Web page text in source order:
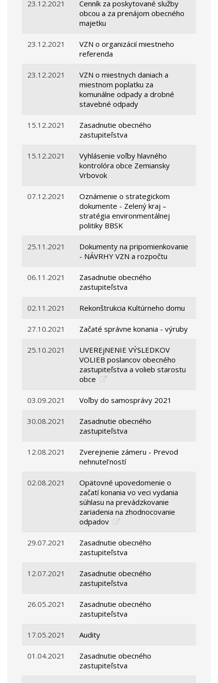
23.12.2021
Cenník za poskytované služby
obcou a za prenájom obecného
majetku
23.12.2021
VZN o organizácií miestneho
referenda
23.12.2021
VZN o miestnych daniach a
miestnom poplatku za
komunálne odpady a drobné
stavebné odpady
15.12.2021
Zasadnutie obecného
zastupiteľstva
15.12.2021
Vyhlásenie voľby hlavného
kontrolóra obce Zemiansky
Vrbovok
07.12.2021
Oznámenie o strategickom
dokumente - Zelený kraj –
stratégia environmentálnej
politiky BBSK
25.11.2021
Dokumenty na pripomienkovanie
- NÁVRHY VZN a rozpočtu
06.11.2021
Zasadnutie obecného
zastupiteľstva
02.11.2021 Rekonštrukcia Kultúrneho domu
27.10.2021 Začaté správne konania - výruby
25.10.2021
UVEREjNENIE VÝSLEDKOV
VOLIEB poslancov obecného
zastupiteľstva a volieb starostu
obce
03.09.2021 Voľby do samosprávy 2021
30.08.2021
Zasadnutie obecného
zastupiteľstva
12.08.2021
Zverejnenie zámeru - Prevod
nehnutel'ností
02.08.2021
Opätovné upovedomenie o
začatí konania vo veci vydania
súhlasu na prevádzkovanie
zariadenia na zhodnocovanie
odpadov
29.07.2021
Zasadnutie obecného
zastupiteľstva
12.07.2021
Zasadnutie obecného
zastupiteľstva
26.05.2021
Zasadnutie obecného
zastupiteľstva
17.05.2021 Audity
01.04.2021
Zasadnutie obecného
zastupiteľstva